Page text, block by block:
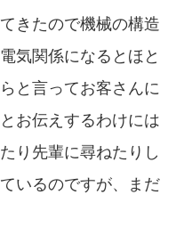
きたので機械の構造
気関係になるとほと
と言ってお客さんに
お伝えするわけには
り先輩に尋ねたりし
いるのですが、まだ